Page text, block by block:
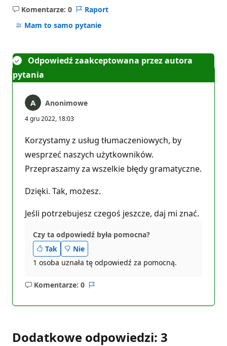
Komentarze: 0
Brak
komentarzy
Raport
Mam to samo pytanie
Odpowiedź zaakceptowana przez autora
pytania
Anonimowe
4 gru 2022, 18:03
Korzystamy z usług tłumaczeniowych, by
wesprzeć naszych użytkowników.
Przepraszamy za wszelkie błędy gramatyczne.
Dzięki. Tak, możesz.
Jeśli potrzebujesz czegoś jeszcze, daj mi znać.
Czy ta odpowiedź była pomocna?
Tak
Nie
1 osoba uznała tę odpowiedź za pomocną.
Komentarze: 0
Brak
Dodatkowe odpowiedzi: 3